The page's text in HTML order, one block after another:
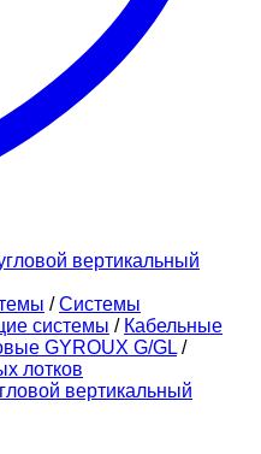
/ Системы
системы / Кабельные
GYROUX G/GL /
лотков
вертикальный